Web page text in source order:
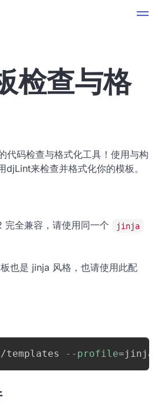
检查与格
代码检查与格式化工具！使用与构
djLint来检查并格式化你的模板。
全兼容，请使用同一个 jinja
也是 jinja 风格，也请使用此配
--profile=jinja